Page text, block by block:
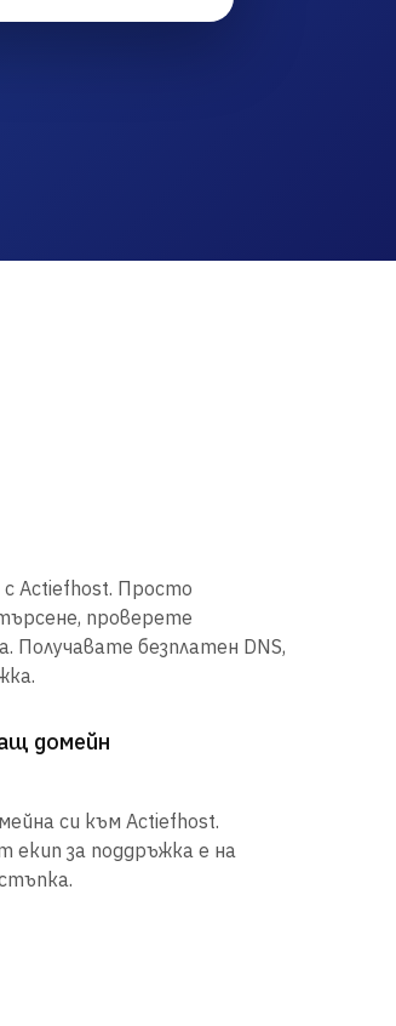
Actiefhost. Просто
проверете
безплатен DNS,
домейн
си към Actiefhost.
за поддръжка е на